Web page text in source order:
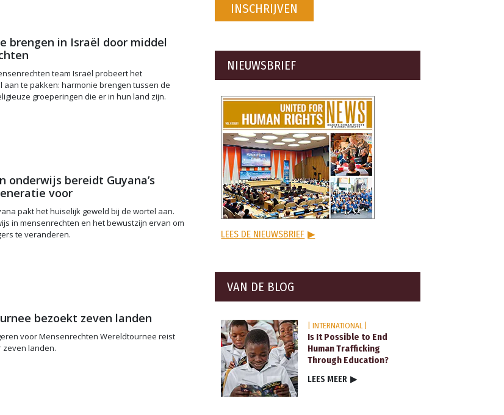
brengen in Israël door middel
team Israël probeert het
te pakken: harmonie brengen tussen de
groeperingen die er in hun land zijn.
onderwijs bereidt Guyana’s
voor
pakt het huiselijk geweld bij de wortel aan.
in mensenrechten en het bewustzijn ervan om
te veranderen.
bezoekt zeven landen
voor Mensenrechten Wereldtournee reist
zeven landen.
INSCHRIJVEN
NIEUWSBRIEF
LEES DE NIEUWSBRIEF ▶
VAN DE BLOG
| INTERNATIONAL |
Is It Possible to End
Human Trafficking
Through Education?
LEES MEER ▶